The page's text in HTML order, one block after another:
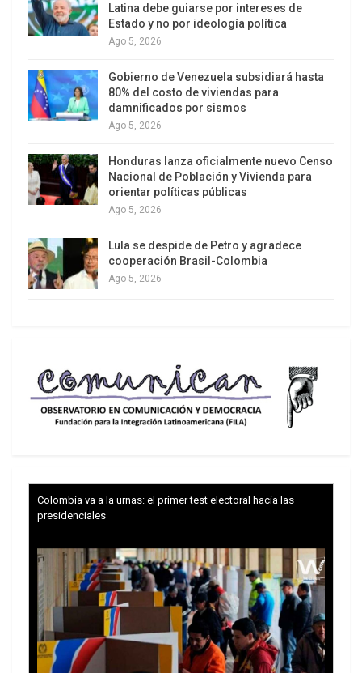
historial de incumplimientos estadounidenses en
materia de sanciones y acuerdos previos.
A su juicio, la ausencia de garantías de que
Estados Unidos cumplirá sus compromisos,
sumada a las “exigencias excesivas” de
contactos en Islamabad, explica que aún no se
haya alcanzado un acuerdo definitivo.
Latina debe guiarse por intereses de
Estado y no por ideología política
Ago 5, 2026
Gobierno de Venezuela subsidiará hasta
80% del costo de viviendas para
damnificados por sismos
Ago 5, 2026
Honduras lanza oficialmente nuevo Censo
Nacional de Población y Vivienda para
orientar políticas públicas
Ago 5, 2026
Lula se despide de Petro y agradece
cooperación Brasil-Colombia
Ago 5, 2026
Colombia va a la urnas: el primer test electoral hacia las
presidenciales